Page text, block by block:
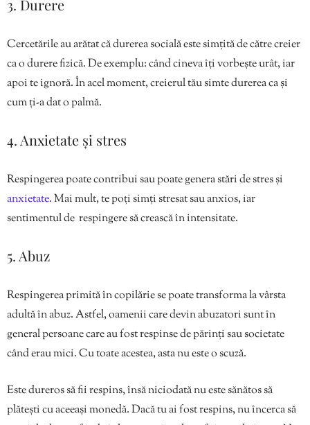
3. Durere
Cercetările au arătat că durerea socială este simțită de către creier
ca o durere fizică. De exemplu: când cineva îți vorbește urât, iar
apoi te ignoră. În acel moment, creierul tău simte durerea ca și
cum ți-a dat o palmă.
4. Anxietate și stres
Respingerea poate contribui sau poate genera stări de stres și
anxietate. Mai mult, te poți simți stresat sau anxios, iar
sentimentul de respingere să crească în intensitate.
5. Abuz
Respingerea primită în copilărie se poate transforma la vârsta
adultă în abuz. Astfel, oamenii care devin abuzatori sunt în
general persoane care au fost respinse de părinți sau societate
când erau mici. Cu toate acestea, asta nu este o scuză.
Este dureros să fii respins, însă niciodată nu este sănătos să
plătești cu aceeași monedă. Dacă tu ai fost respins, nu încerca să